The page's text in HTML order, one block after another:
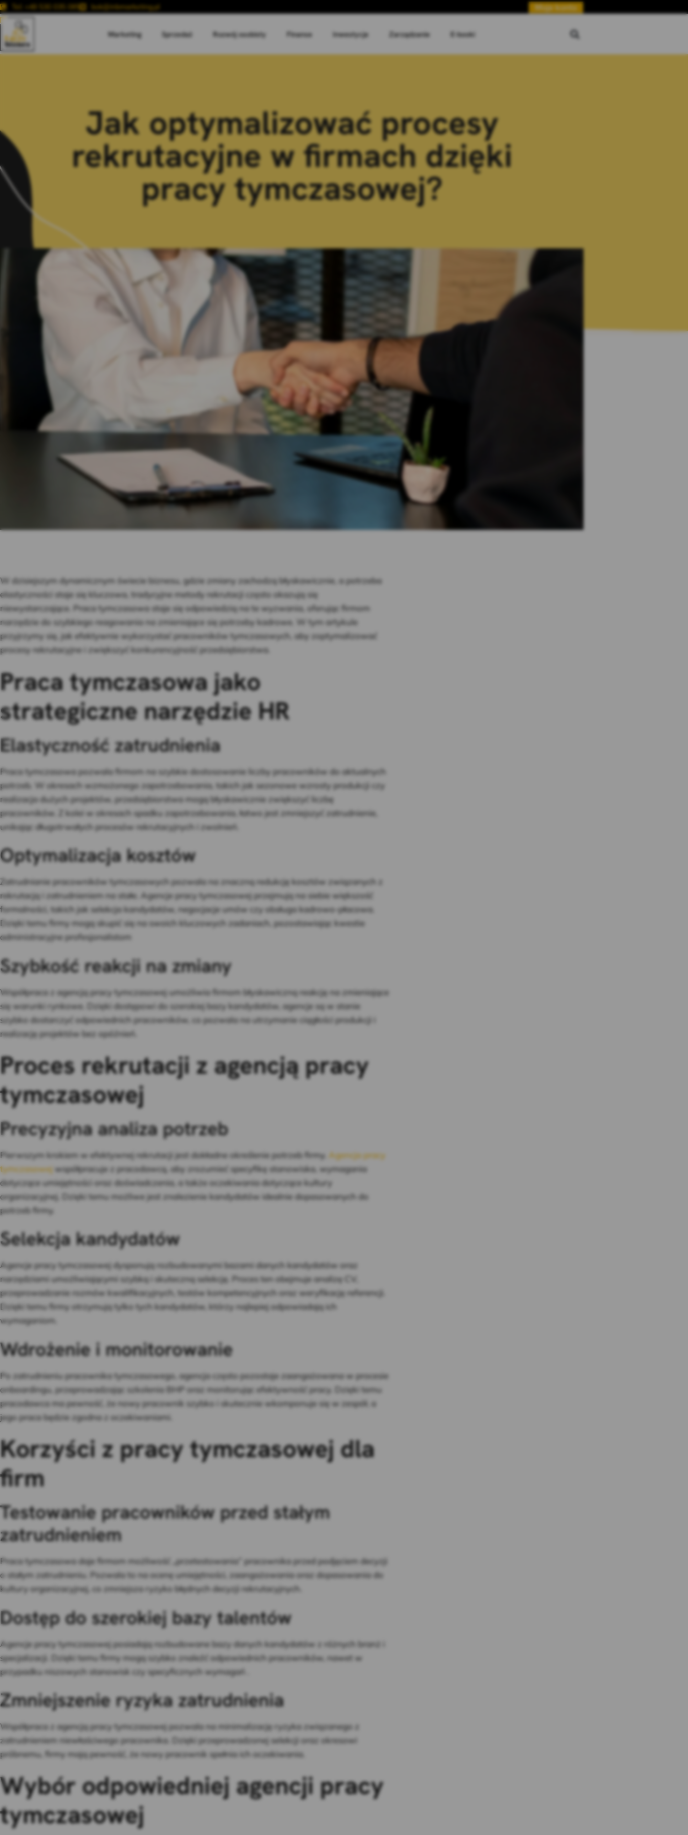
Tel: +48 530 035 085 bok@inbmarketing.pl Moje konto
Marketing Sprzedaż Rozwój osobisty Finanse Inwestycje Zarządzanie E-booki
Jak optymalizować procesy
rekrutacyjne w firmach dzięki
pracy tymczasowej?
W dzisiejszym dynamicznym świecie biznesu, gdzie zmiany zachodzą błyskawicznie, a potrzeba
elastyczności staje się kluczowa, tradycyjne metody rekrutacji często okazują się
niewystarczające. Praca tymczasowa staje się odpowiedzią na te wyzwania, oferując firmom
narzędzie do szybkiego reagowania na zmieniające się potrzeby kadrowe. W tym artykule
przyjrzymy się, jak efektywnie wykorzystać pracowników tymczasowych, aby zoptymalizować
procesy rekrutacyjne i zwiększyć konkurencyjność przedsiębiorstwa.
Praca tymczasowa jako
strategiczne narzędzie HR
Elastyczność zatrudnienia
Praca tymczasowa pozwala firmom na szybkie dostosowanie liczby pracowników do aktualnych
potrzeb. W okresach wzmożonego zapotrzebowania, takich jak sezonowe wzrosty produkcji czy
realizacja dużych projektów, przedsiębiorstwa mogą błyskawicznie zwiększyć liczbę
pracowników. Z kolei w okresach spadku zapotrzebowania, łatwo jest zmniejszyć zatrudnienie,
unikając długotrwałych procesów rekrutacyjnych i zwolnień.
Optymalizacja kosztów
Zatrudnianie pracowników tymczasowych pozwala na znaczną redukcję kosztów związanych z
rekrutacją i zatrudnieniem na stałe. Agencje pracy tymczasowej przejmują na siebie większość
formalności, takich jak selekcja kandydatów, negocjacje umów czy obsługa kadrowo-płacowa.
Dzięki temu firmy mogą skupić się na swoich kluczowych zadaniach, pozostawiając kwestie
administracyjne profesjonalistom
Szybkość reakcji na zmiany
Współpraca z agencją pracy tymczasowej umożliwia firmom błyskawiczną reakcję na zmieniające
się warunki rynkowe. Dzięki dostępowi do szerokiej bazy kandydatów, agencje są w stanie
szybko dostarczyć odpowiednich pracowników, co pozwala na utrzymanie ciągłości produkcji i
realizację projektów bez opóźnień.
Proces rekrutacji z agencją pracy
tymczasowej
Precyzyjna analiza potrzeb
Pierwszym krokiem w efektywnej rekrutacji jest dokładne określenie potrzeb firmy. Agencja pracy
tymczasowej współpracuje z pracodawcą, aby zrozumieć specyfikę stanowiska, wymagania
dotyczące umiejętności oraz doświadczenia, a także oczekiwania dotyczące kultury
organizacyjnej. Dzięki temu możliwe jest znalezienie kandydatów idealnie dopasowanych do
potrzeb firmy.
Selekcja kandydatów
Agencje pracy tymczasowej dysponują rozbudowanymi bazami danych kandydatów oraz
narzędziami umożliwiającymi szybką i skuteczną selekcję. Proces ten obejmuje analizę CV,
przeprowadzanie rozmów kwalifikacyjnych, testów kompetencyjnych oraz weryfikację referencji.
Dzięki temu firmy otrzymują tylko tych kandydatów, którzy najlepiej odpowiadają ich
wymaganiom.
Wdrożenie i monitorowanie
Po zatrudnieniu pracownika tymczasowego, agencja często pozostaje zaangażowana w procesie
onboardingu, przeprowadzając szkolenia BHP oraz monitorując efektywność pracy. Dzięki temu
pracodawca ma pewność, że nowy pracownik szybko i skutecznie wkomponuje się w zespół, a
jego praca będzie zgodna z oczekiwaniami.
Korzyści z pracy tymczasowej dla
firm
Testowanie pracowników przed stałym
zatrudnieniem
Praca tymczasowa daje firmom możliwość „przetestowania” pracownika przed podjęciem decyzji
o stałym zatrudnieniu. Pozwala to na ocenę umiejętności, zaangażowania oraz dopasowania do
kultury organizacyjnej, co zmniejsza ryzyko błędnych decyzji rekrutacyjnych.
Dostęp do szerokiej bazy talentów
Agencje pracy tymczasowej posiadają rozbudowane bazy danych kandydatów z różnych branż i
specjalizacji. Dzięki temu firmy mogą szybko znaleźć odpowiednich pracowników, nawet w
przypadku niszowych stanowisk czy specyficznych wymagań .
Zmniejszenie ryzyka zatrudnienia
Współpraca z agencją pracy tymczasowej pozwala na minimalizację ryzyka związanego z
zatrudnieniem niewłaściwego pracownika. Dzięki przeprowadzonej selekcji oraz okresowi
próbnemu, firmy mają pewność, że nowy pracownik spełnia ich oczekiwania.
Wybór odpowiedniej agencji pracy
tymczasowej